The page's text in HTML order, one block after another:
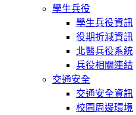
學生兵役
學生兵役資訊
役期折減資訊
北醫兵役系統
兵役相關連結
交通安全
交通安全資訊
校園周邊環境